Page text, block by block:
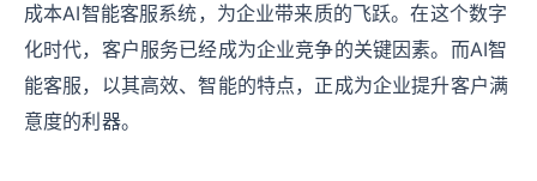
成本AI智能客服系统，为企业带来质的飞跃。在这个数字
化时代，客户服务已经成为企业竞争的关键因素。而AI智
能客服，以其高效、智能的特点，正成为企业提升客户满
意度的利器。